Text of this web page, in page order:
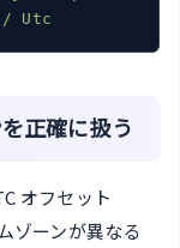
Utc
正確に扱う
オフセット
ゾーンが異なる